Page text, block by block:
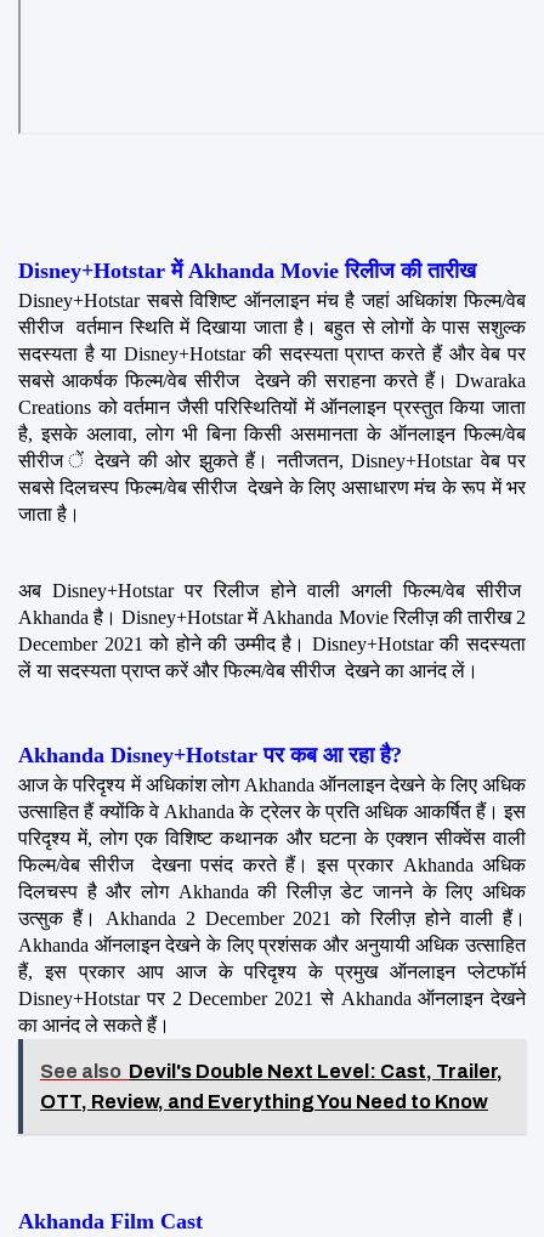
Disney+Hotstar में Akhanda Movie रिलीज की तारीख
Disney+Hotstar सबसे विशिष्ट ऑनलाइन मंच है जहां अधिकांश फिल्म/वेब
सीरीज  वर्तमान स्थिति में दिखाया जाता है। बहुत से लोगों के पास सशुल्क
सदस्यता है या Disney+Hotstar की सदस्यता प्राप्त करते हैं और वेब पर
सबसे आकर्षक फिल्म/वेब सीरीज  देखने की सराहना करते हैं। Dwaraka
Creations को वर्तमान जैसी परिस्थितियों में ऑनलाइन प्रस्तुत किया जाता
है, इसके अलावा, लोग भी बिना किसी असमानता के ऑनलाइन फिल्म/वेब
सीरीज ें देखने की ओर झुकते हैं। नतीजतन, Disney+Hotstar वेब पर
सबसे दिलचस्प फिल्म/वेब सीरीज  देखने के लिए असाधारण मंच के रूप में भर
जाता है।
अब Disney+Hotstar पर रिलीज होने वाली अगली फिल्म/वेब सीरीज
Akhanda है। Disney+Hotstar में Akhanda Movie रिलीज़ की तारीख 2
December 2021 को होने की उम्मीद है। Disney+Hotstar की सदस्यता
लें या सदस्यता प्राप्त करें और फिल्म/वेब सीरीज  देखने का आनंद लें।
Akhanda Disney+Hotstar पर कब आ रहा है?
आज के परिदृश्य में अधिकांश लोग Akhanda ऑनलाइन देखने के लिए अधिक
उत्साहित हैं क्योंकि वे Akhanda के ट्रेलर के प्रति अधिक आकर्षित हैं। इस
परिदृश्य में, लोग एक विशिष्ट कथानक और घटना के एक्शन सीक्वेंस वाली
फिल्म/वेब सीरीज  देखना पसंद करते हैं। इस प्रकार Akhanda अधिक
दिलचस्प है और लोग Akhanda की रिलीज़ डेट जानने के लिए अधिक
उत्सुक हैं। Akhanda 2 December 2021 को रिलीज़ होने वाली हैं।
Akhanda ऑनलाइन देखने के लिए प्रशंसक और अनुयायी अधिक उत्साहित
हैं, इस प्रकार आप आज के परिदृश्य के प्रमुख ऑनलाइन प्लेटफॉर्म
Disney+Hotstar पर 2 December 2021 से Akhanda ऑनलाइन देखने
का आनंद ले सकते हैं।
See also Devil's Double Next Level: Cast, Trailer,
OTT, Review, and Everything You Need to Know
Akhanda Film Cast